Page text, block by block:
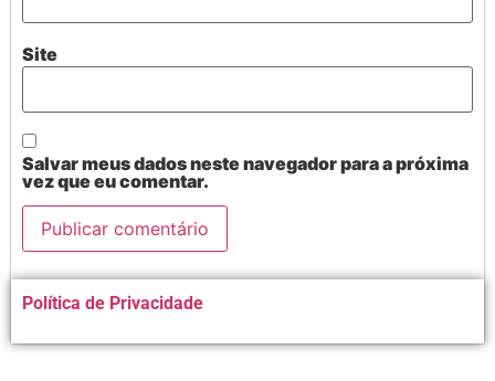
Site
Salvar meus dados neste navegador para a próxima
vez que eu comentar.
Alternative:
Política de Privacidade